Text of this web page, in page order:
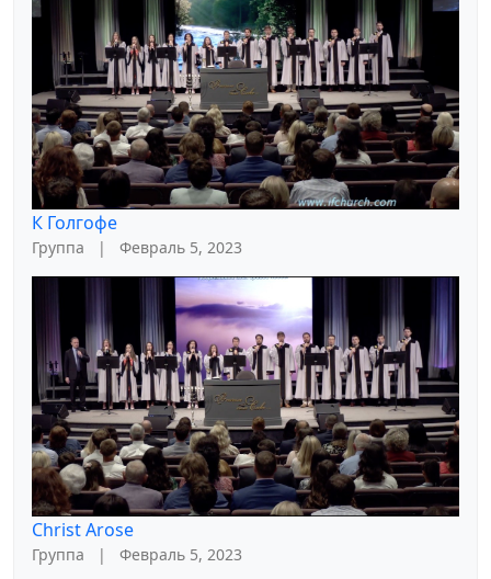
К Голгофе
Группа | Февраль 5, 2023
Christ Arose
Группа | Февраль 5, 2023